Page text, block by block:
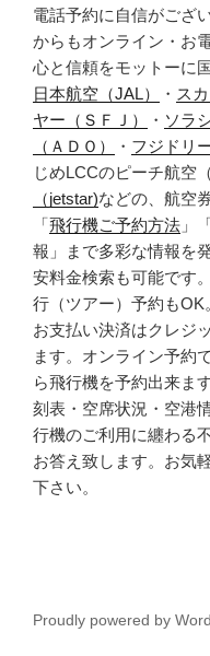
電話予約に自信がござ
からもオンライン・お
心と信頼をモットーに
日本航空（JAL）
・ ス
ヤー（ＳＦＪ）
・ ソラ
（ＡＤＯ）
・ フジドリ
じめLCCのピーチ航空
（jetstar)などの、航空
「 飛行機ご予約方法 」
報」まで多彩な情報を
安料金検索も可能です
行（ツアー）予約もOK
お支払い決済はクレジ
ます。オンライン予約
ら飛行機を予約出来ま
刻表・空席状況・空港
行機のご利用に纏わる
お答え致します。お気
下さい。
Proudly powered by